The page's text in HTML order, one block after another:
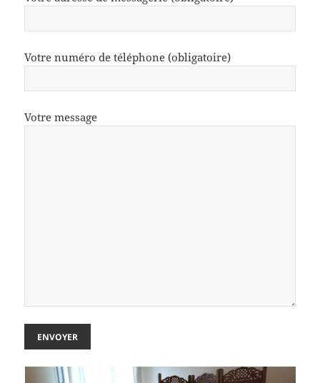
Votre numéro de téléphone (obligatoire)
Votre message